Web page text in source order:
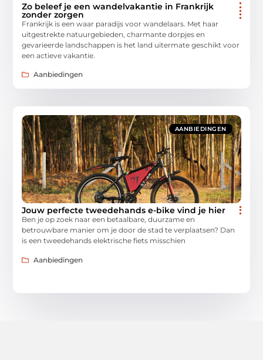
Zo beleef je een wandelvakantie in Frankrijk
zonder zorgen
Frankrijk is een waar paradijs voor wandelaars. Met haar
uitgestrekte natuurgebieden, charmante dorpjes en
gevarieerde landschappen is het land uitermate geschikt voor
een actieve vakantie.
Aanbiedingen
AANBIEDINGEN
Jouw perfecte tweedehands e-bike vind je hier
Ben je op zoek naar een betaalbare, duurzame en
betrouwbare manier om je door de stad te verplaatsen? Dan
is een tweedehands elektrische fiets misschien
Aanbiedingen